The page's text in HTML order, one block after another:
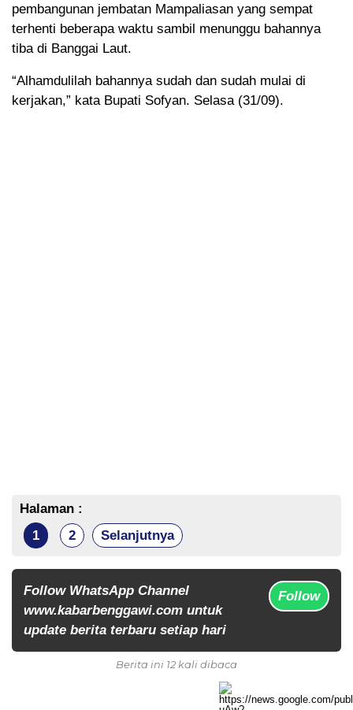
pembangunan jembatan Mampaliasan yang sempat
terhenti beberapa waktu sambil menunggu bahannya
tiba di Banggai Laut.
“Alhamdulilah bahannya sudah dan sudah mulai di
kerjakan,” kata Bupati Sofyan. Selasa (31/09).
Halaman :
1
2 Selanjutnya
Follow WhatsApp Channel
www.kabarbenggawi.com untuk
update berita terbaru setiap hari
Follow
Berita ini 12 kali dibaca